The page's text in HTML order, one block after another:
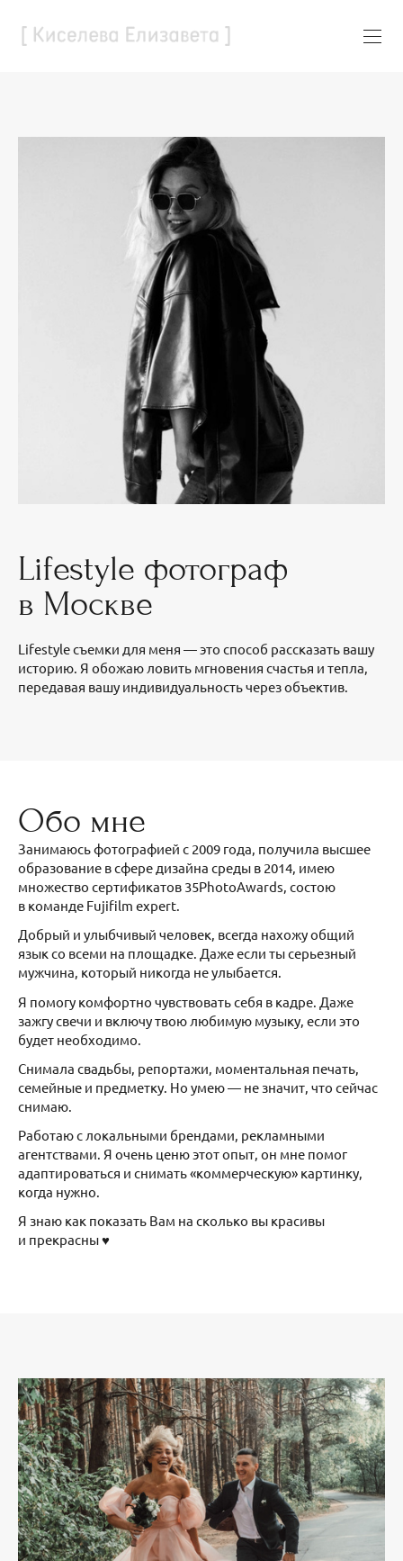
Lifestyle фотограф
в Москве
Lifestyle съемки для меня — это способ рассказать вашу
историю. Я обожаю ловить мгновения счастья и тепла,
передавая вашу индивидуальность через объектив.
Обо мне
Занимаюсь фотографией с 2009 года, получила высшее
образование в сфере дизайна среды в 2014, имею
множество сертификатов 35PhotoAwards, состою
в команде Fujifilm expert.
Добрый и улыбчивый человек, всегда нахожу общий
язык со всеми на площадке. Даже если ты серьезный
мужчина, который никогда не улыбается.
Я помогу комфортно чувствовать себя в кадре. Даже
зажгу свечи и включу твою любимую музыку, если это
будет необходимо.
Снимала свадьбы, репортажи, моментальная печать,
семейные и предметку. Но умею — не значит, что сейчас
снимаю.
Работаю с локальными брендами, рекламными
агентствами. Я очень ценю этот опыт, он мне помог
адаптироваться и снимать «коммерческую» картинку,
когда нужно.
Я знаю как показать Вам на сколько вы красивы
и прекрасны ♥